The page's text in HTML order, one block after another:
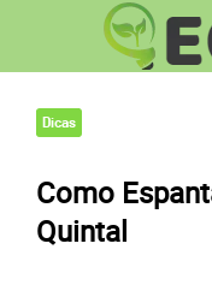
Dicas
Como
Quintal